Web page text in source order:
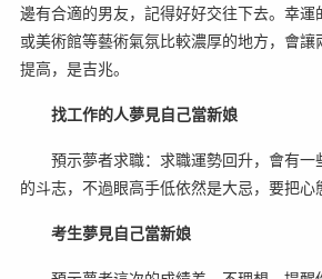
邊有合適的男友，記得好好交往下去。幸
或美術館等藝術氣氛比較濃厚的地方，會
提高，是吉兆。
找工作的人夢見自己當新娘
預示夢者求職：求職運勢回升，會有
的斗志，不過眼高手低依然是大忌，要把心
考生夢見自己當新娘